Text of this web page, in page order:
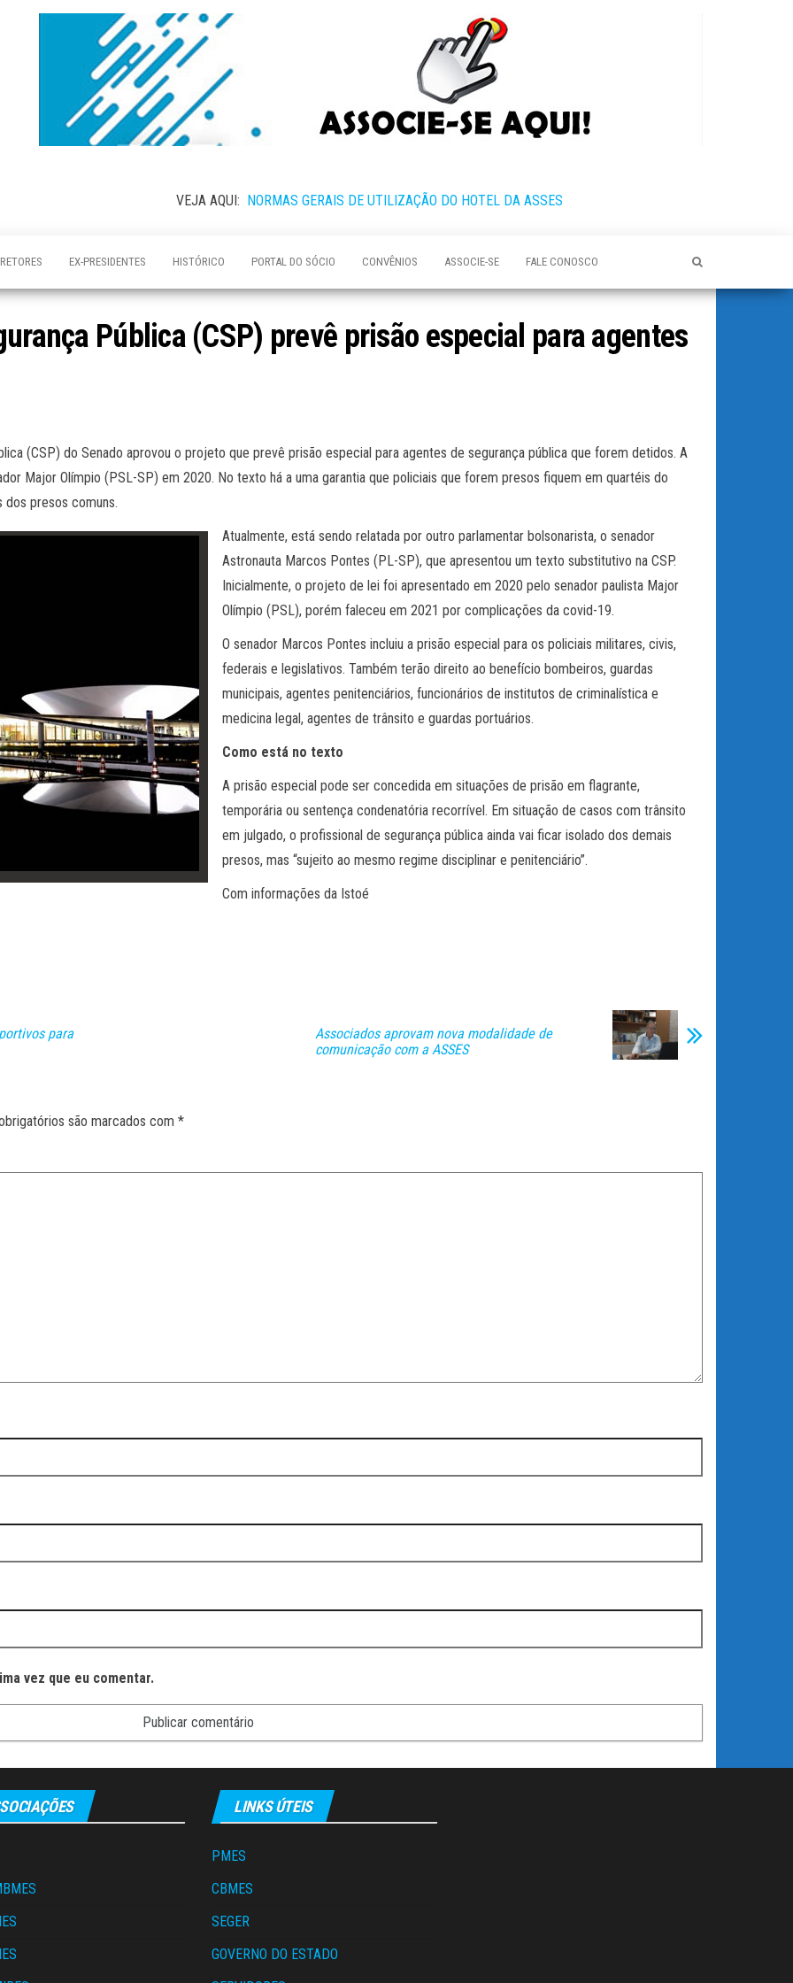
VEJA AQUI: NORMAS GERAIS DE UTILIZAÇÃO DO HOTEL DA ASSES
EX-PRESIDENTES HISTÓRICO PORTAL DO SÓCIO CONVÊNIOS ASSOCIE-SE FALE CONOSCO
Pública (CSP) prevê prisão especial para agentes
(CSP) do Senado aprovou o projeto que prevê prisão especial para agentes de segurança pública que forem detidos. A
Major Olímpio (PSL-SP) em 2020. No texto há a uma garantia que policiais que forem presos fiquem em quartéis do
presos comuns.
Atualmente, está sendo relatada por outro parlamentar bolsonarista, o senador
Astronauta Marcos Pontes (PL-SP), que apresentou um texto substitutivo na CSP.
Inicialmente, o projeto de lei foi apresentado em 2020 pelo senador paulista Major
Olímpio (PSL), porém faleceu em 2021 por complicações da covid-19.
O senador Marcos Pontes incluiu a prisão especial para os policiais militares, civis,
federais e legislativos. Também terão direito ao benefício bombeiros, guardas
municipais, agentes penitenciários, funcionários de institutos de criminalística e
medicina legal, agentes de trânsito e guardas portuários.
Como está no texto
A prisão especial pode ser concedida em situações de prisão em flagrante,
temporária ou sentença condenatória recorrível. Em situação de casos com trânsito
em julgado, o profissional de segurança pública ainda vai ficar isolado dos demais
presos, mas “sujeito ao mesmo regime disciplinar e penitenciário”.
Com informações da Istoé
para
Associados aprovam nova modalidade de
comunicação com a ASSES
são marcados com *
vez que eu comentar.
LINKS ÚTEIS
PMES
CBMES
SEGER
GOVERNO DO ESTADO